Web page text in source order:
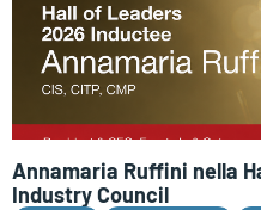
Annamaria Ruffini nella
Industry Council